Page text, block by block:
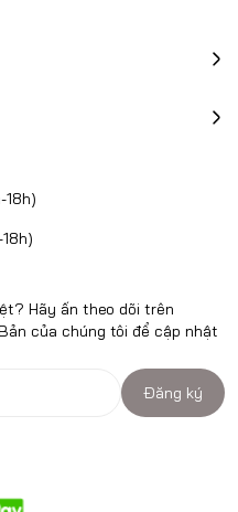
Hãy ấn theo dõi trên
của chúng tôi để cập nhật
Đăng ký